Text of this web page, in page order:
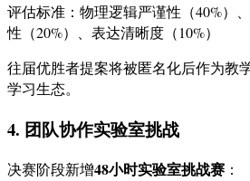
评估标准：物理逻辑严谨性（40%）
性（20%）、表达清晰度（10%）
往届优胜者提案将被匿名化后作为教
学习生态。
4. 团队协作实验室挑战
决赛阶段新增48小时实验室挑战赛 ：